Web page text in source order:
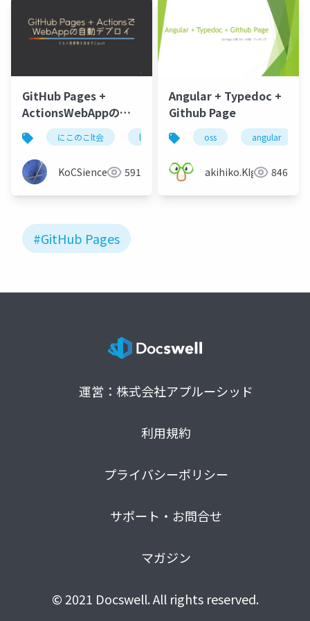
GitHub Pages +
ActionsWebAppの自
動デプロイ (.binさん)
にこのこlt会 lt github
KoCSience 591
Angular + Typedoc +
Github Page
oss angular
akihiko.KIgure846
#GitHub Pages
運営：株式会社アプルーシッド
利用規約
プライバシーポリシー
サポート・お問合せ
マガジン
© 2021 Docswell. All rights reserved.